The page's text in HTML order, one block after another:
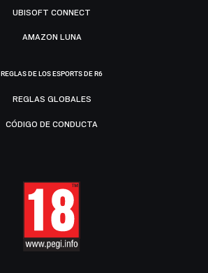
UBISOFT CONNECT
AMAZON LUNA
REGLAS DE LOS ESPORTS DE R6
REGLAS GLOBALES
CÓDIGO DE CONDUCTA